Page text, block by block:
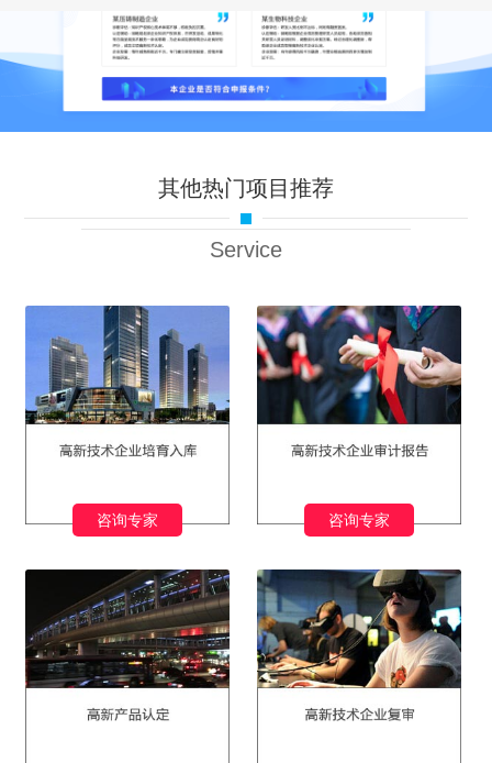
其他热门项目推荐
Service
咨询专家 咨询专家